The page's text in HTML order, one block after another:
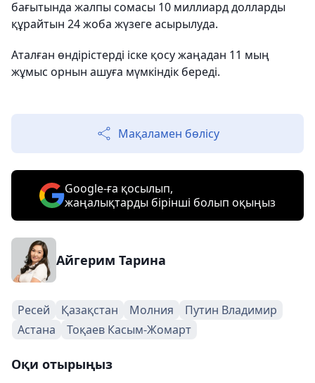
бағытында жалпы сомасы 10 миллиард долларды
құрайтын 24 жоба жүзеге асырылуда.
Аталған өндірістерді іске қосу жаңадан 11 мың
жұмыс орнын ашуға мүмкіндік береді.
Мақаламен бөлісу
Google-ға қосылып,
жаңалықтарды бірінші болып оқыңыз
Айгерим Тарина
Ресей Қазақстан Молния
Путин Владимир
Астана
Тоқаев Касым-Жомарт
Оқи отырыңыз